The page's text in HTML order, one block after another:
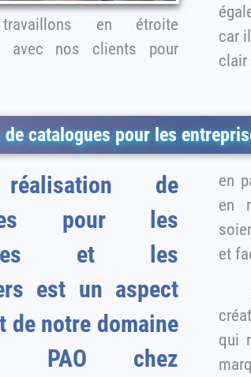
en étroite
nos clients pour
également
car
de catalogues pour les
de
pour les
et les
est un aspect
de notre domaine
chez
en
en
soient
et
qui représentent fidèlement l'image de